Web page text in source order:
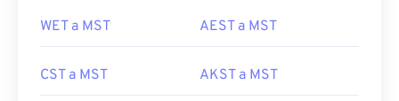
WET a MST AEST a MST
CST a MST AKST a MST